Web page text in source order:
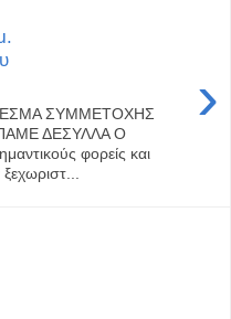
›
ΣΥΜΜΕΤΟΧΗΣ
ΔΕΣΥΛΛΑ Ο
φορείς και